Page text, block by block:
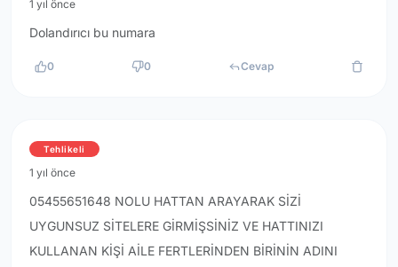
1 yıl önce
Dolandırıcı bu numara
0 0 Cevap
Tehlikeli
1 yıl önce
05455651648 NOLU HATTAN ARAYARAK SİZİ
UYGUNSUZ SİTELERE GİRMİŞSİNİZ VE HATTINIZI
KULLANAN KİŞİ AİLE FERTLERİNDEN BİRİNİN ADINI